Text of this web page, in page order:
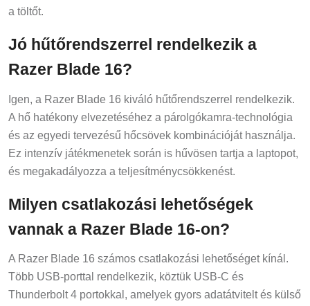
a töltőt.
Jó hűtőrendszerrel rendelkezik a
Razer Blade 16?
Igen, a Razer Blade 16 kiváló hűtőrendszerrel rendelkezik.
A hő hatékony elvezetéséhez a párolgókamra-technológia
és az egyedi tervezésű hőcsövek kombinációját használja.
Ez intenzív játékmenetek során is hűvösen tartja a laptopot,
és megakadályozza a teljesítménycsökkenést.
Milyen csatlakozási lehetőségek
vannak a Razer Blade 16-on?
A Razer Blade 16 számos csatlakozási lehetőséget kínál.
Több USB-porttal rendelkezik, köztük USB-C és
Thunderbolt 4 portokkal, amelyek gyors adatátvitelt és külső